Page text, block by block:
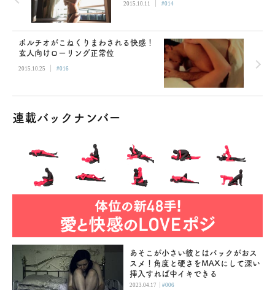
2015.10.11 | #014
ポルチオがこねくりまわされる快感！
玄人向けローリング正常位
2015.10.25 | #016
連載バックナンバー
あそこが小さい彼とはバックがおス
スメ！角度と硬さをMAXにして深い
挿入すれば中イキできる
2023.04.17 |#006